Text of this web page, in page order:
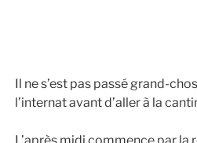
Il ne s’est pas passé grand-
l’internat avant d’aller à la